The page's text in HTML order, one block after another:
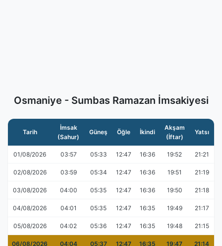
Osmaniye - Sumbas Ramazan İmsakiyesi
Tarih
İmsak
(Sahur)
Güneş Öğle İkindi
Akşam
(İftar)
Yatsı
01/08/2026 03:57 05:33 12:47 16:36 19:52 21:21
02/08/2026 03:59 05:34 12:47 16:36 19:51 21:19
03/08/2026 04:00 05:35 12:47 16:36 19:50 21:18
04/08/2026 04:01 05:35 12:47 16:35 19:49 21:17
05/08/2026 04:02 05:36 12:47 16:35 19:48 21:15
06/08/2026 04:04 05:37 12:47 16:35 19:47 21:14